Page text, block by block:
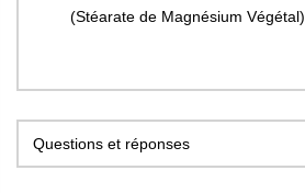
(Stéarate de Magnésium Végétal)
Questions et réponses